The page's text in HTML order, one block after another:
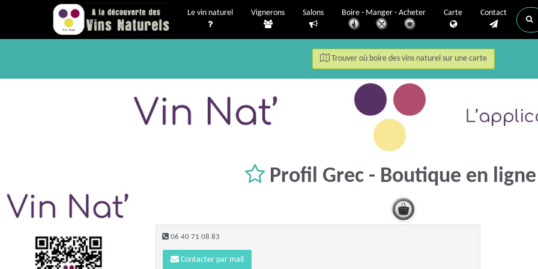
Le vin naturel Vignerons Salons Boire - Manger - Acheter Carte Contact
Trouver où boire des vins naturel sur une carte
Profil Grec - Boutique en
06 40 71 08 83
Contacter par mail